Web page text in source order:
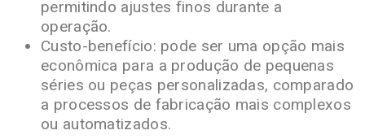
permitindo ajustes finos durante a
operação.
Custo-benefício: pode ser uma opção mais
econômica para a produção de pequenas
séries ou peças personalizadas, comparado
a processos de fabricação mais complexos
ou automatizados.